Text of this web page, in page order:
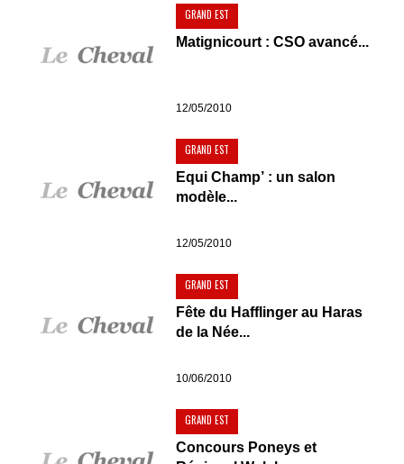
GRAND EST
Matignicourt : CSO avancé...
12/05/2010
GRAND EST
Equi Champ’ : un salon
modèle...
12/05/2010
GRAND EST
Fête du Hafflinger au Haras
de la Née...
10/06/2010
GRAND EST
Concours Poneys et